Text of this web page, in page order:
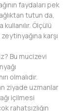
faydaları pek
tutun da,
Ölçülü
karşı
Bu mucizevi
olmalıdır.
ziyade uzmanlar
içilmesi
rahatsızlığın